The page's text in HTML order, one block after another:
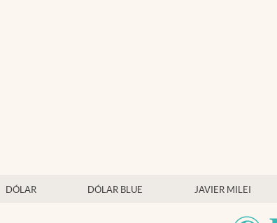
DÓLAR DÓLAR BLUE JAVIER MILEI